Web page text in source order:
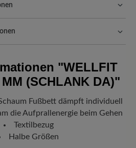
Bestellwert.
Sobald Ihre Bestellung unser Lager in
können Sie genau
BÄR Lieblingsstück gerade
"WELLFIT
(SCHLANK DA)"
Fußbett dämpft individuell
die Aufprallenergie beim Gehen
Textilbezug
Halbe Größen